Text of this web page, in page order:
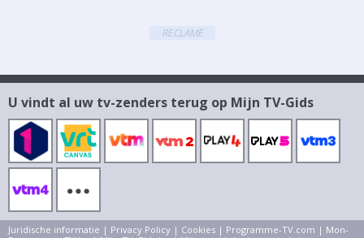
RECLAME
U vindt al uw tv-zenders terug op Mijn TV-Gids
Juridische informatie | Privacy Policy | Cookies | Programme-TV.com | Mon-